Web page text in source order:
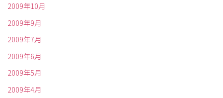
2009年10月
2009年9月
2009年7月
2009年6月
2009年5月
2009年4月